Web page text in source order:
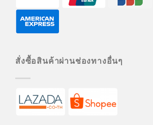
สั่งซื้อสินค้าผ่านช่องทางอื่นๆ